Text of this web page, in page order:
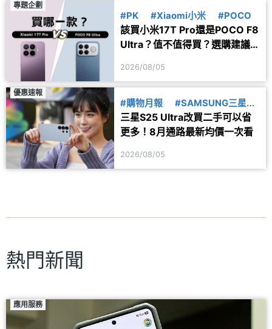
專題企劃
#PK #Xiaomi小米 #POCO
該買小米17T Pro還是POCO F8
Ultra？值不值得買？選購建議
2026/08/05
優惠速報
#購物月報
#SAMSUNG三星
#二手機
三星S25 Ultra改買二手可以省
更多！8月通路最新均價一次看
2026/08/05
熱門新聞
應用服務